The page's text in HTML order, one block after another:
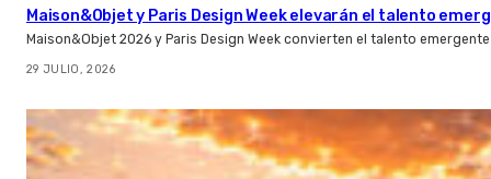
Maison&Objet y Paris Design Week elevarán el talento
Maison&Objet 2026 y Paris Design Week convierten el talento
29 JULIO, 2026